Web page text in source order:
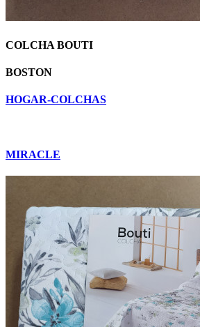
COLCHA BOUTI
BOSTON
HOGAR-COLCHAS
MIRACLE